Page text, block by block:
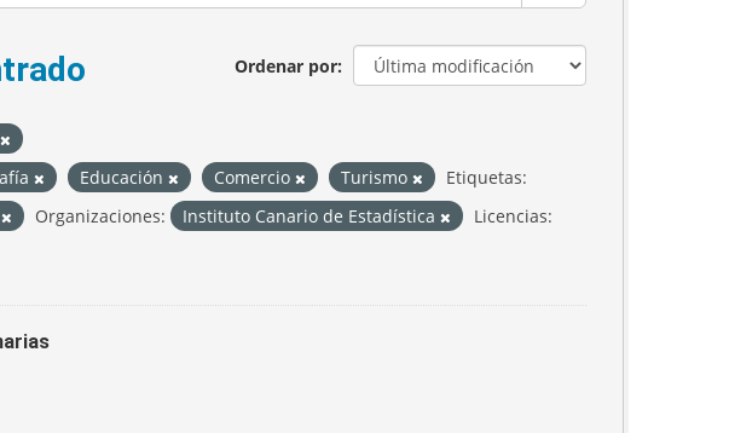
Ordenar por
Educación Comercio Turismo
Etiquetas:
Organizaciones: Instituto Canario de Estadística
Licencias: